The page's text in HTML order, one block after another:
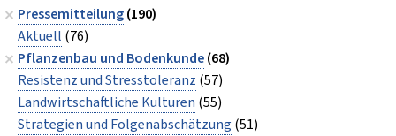
Pressemitteilung(190)
Aktuell (76)
Pflanzenbau und Bodenkunde(68)
Resistenz und Stresstoleranz (57)
Landwirtschaftliche Kulturen (55)
Strategien und Folgenabschätzung (51)